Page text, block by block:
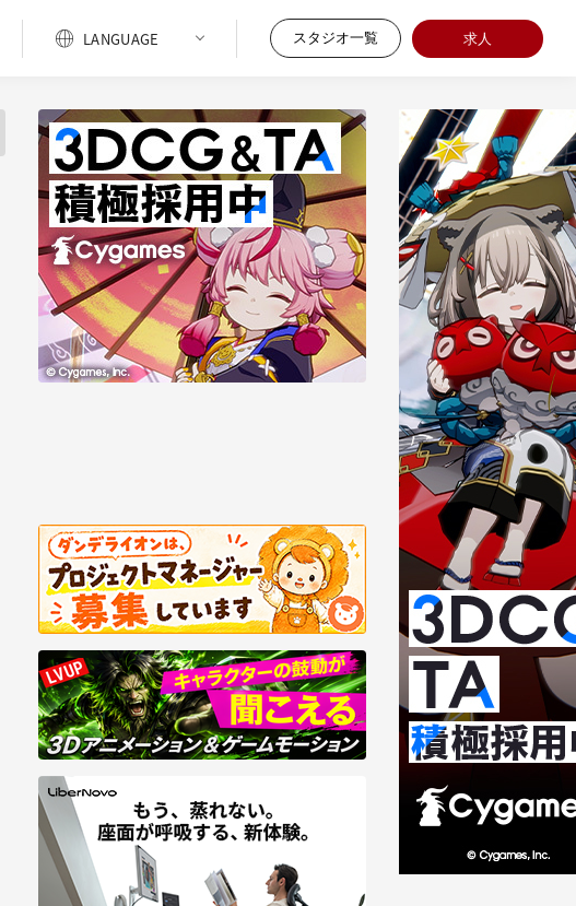
スタジオ一覧 求人